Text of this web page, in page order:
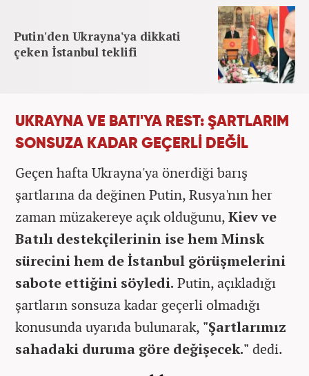
Putin'den Ukrayna'ya dikkati
çeken İstanbul teklifi
UKRAYNA VE BATI'YA REST: ŞARTLARIM
SONSUZA KADAR GEÇERLİ DEĞİL
Geçen hafta Ukrayna'ya önerdiği barış
şartlarına da değinen Putin, Rusya'nın her
zaman müzakereye açık olduğunu,Kiev ve
Batılı destekçilerinin ise hem Minsk
sürecini hem de İstanbul görüşmelerini
sabote ettiğini söyledi. Putin, açıkladığı
şartların sonsuza kadar geçerli olmadığı
konusunda uyarıda bulunarak, "Şartlarımız
sahadaki duruma göre değişecek." dedi.